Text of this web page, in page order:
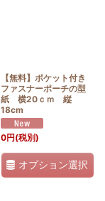
【無料】ポケット付き
ファスナーポーチの型
紙 横20ｃｍ 縦
18cm
0円(税別)
オプション選択